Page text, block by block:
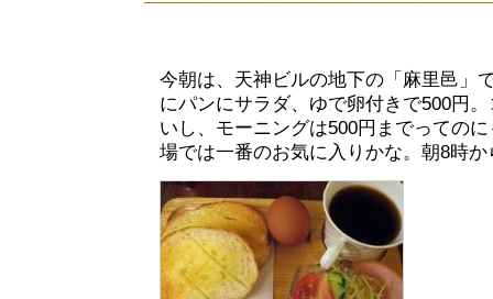
今朝は、天神ビルの地下の「麻里邑」
にパンにサラダ、ゆで卵付きで500円
いし、モーニングは500円までっての
場では一番のお気に入りかな。朝8時